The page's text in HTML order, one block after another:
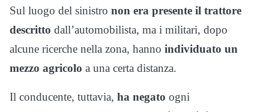
Sul luogo del sinistro non era presente il trattore
descritto dall’automobilista, ma i militari, dopo
alcune ricerche nella zona, hanno individuato un
mezzo agricolo a una certa distanza.
Il conducente, tuttavia, ha negato ogni